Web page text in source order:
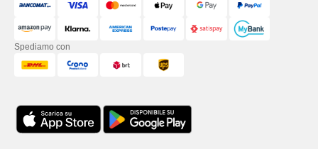
Spediamo con